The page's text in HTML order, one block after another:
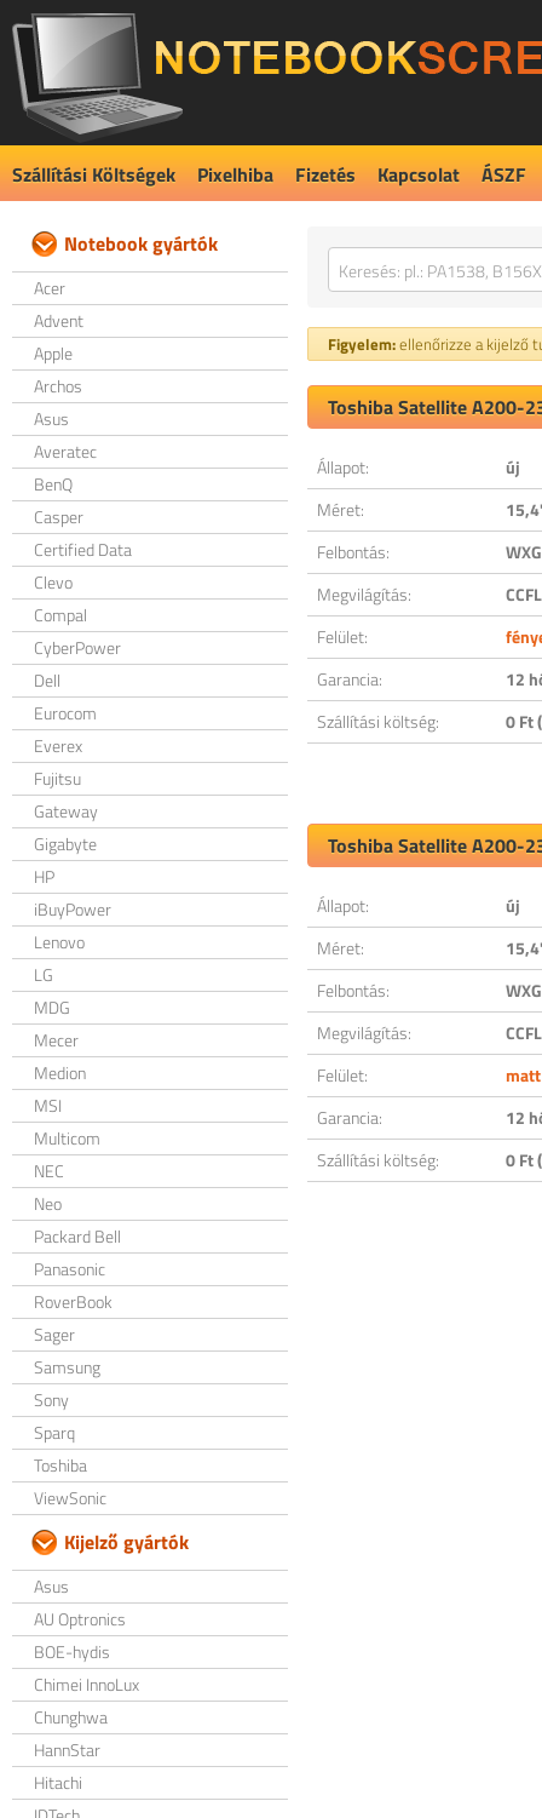
Szállítási Költségek Pixelhiba Fizetés Kapcsolat ÁSZF
Notebook gyártók
Acer
Advent
Apple
Archos
Asus
Averatec
BenQ
Casper
Certified Data
Clevo
Compal
CyberPower
Dell
Eurocom
Everex
Fujitsu
Gateway
Gigabyte
HP
iBuyPower
Lenovo
LG
MDG
Mecer
Medion
MSI
Multicom
NEC
Neo
Packard Bell
Panasonic
RoverBook
Sager
Samsung
Sony
Sparq
Toshiba
ViewSonic
Kijelző gyártók
Asus
AU Optronics
BOE-hydis
Chimei InnoLux
Chunghwa
HannStar
Hitachi
Figyelem:ellenőrizze a kijelző
Toshiba Satellite A200-
Állapot:
új
Méret:
Felbontás:
Megvilágítás:
CCFL
Felület:
Garancia:
12
Szállítási költség:
0 Ft
Toshiba Satellite A200-
Állapot:
új
Méret:
Felbontás:
Megvilágítás:
CCFL
Felület:
matt
Garancia:
12
Szállítási költség:
0 Ft